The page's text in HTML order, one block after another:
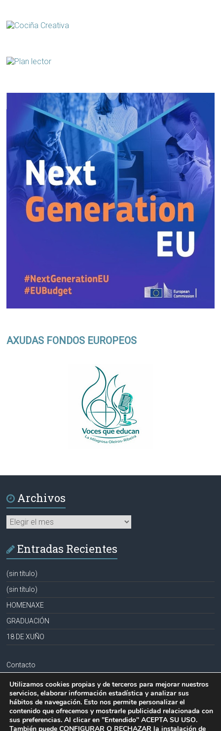
AXUDAS FONDOS EUROPEOS
Archivos
Archivos
Entradas Recientes
(sin título)
(sin título)
HOMENAXE
GRADUACIÓN
18 DE XUÑO
Contacto
Aviso legal
Política de privacidad
Política de cookies
Utilizamos cookies propias y de terceros para mejorar nuestros
servicios, elaborar información estadística y analizar sus
hábitos de navegación. Esto nos permite personalizar el
contenido que ofrecemos y mostrarle publicidad relacionada con
sus preferencias. Al clicar en "Entendido" ACEPTA SU USO.
También puede CONFIGURAR O RECHAZAR la instalación de